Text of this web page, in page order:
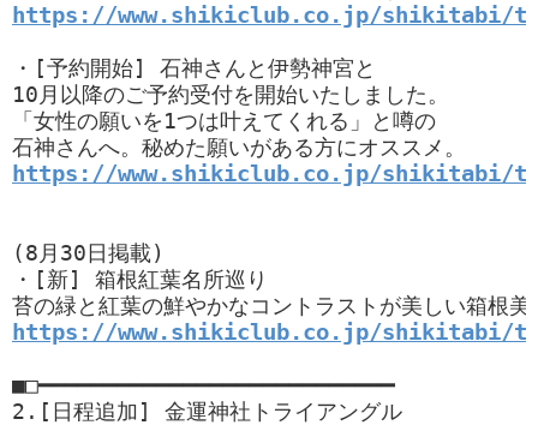
https://www.shikiclub.co.jp/shikitabi/
・[予約開始] 石神さんと伊勢神宮と
10月以降のご予約受付を開始いたしました。
「女性の願いを1つは叶えてくれる」と噂の
https://www.shikiclub.co.jp/shikitabi/
(8月30日掲載)
・[新] 箱根紅葉名所巡り
https://www.shikiclub.co.jp/shikitabi/
■□━━━━━━━━━━━━━━━━━━━━━━━━━━━
2.[日程追加] 金運神社トライアングル